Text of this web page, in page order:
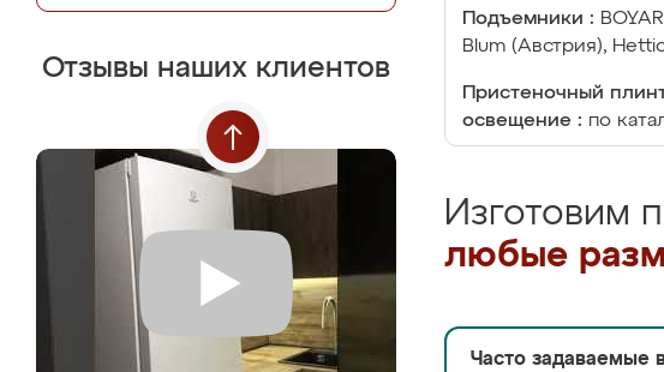
Отзывы наших клиентов
Подъемники :
Blum (Австрия),
Пристеночный
освещение : по
Изготовим
любые
Часто задаваемые